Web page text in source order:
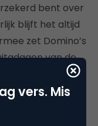
bent over
blijft het altijd
zet Domino’s
van de
kip. Zeker
noemt, net
vers. Mis